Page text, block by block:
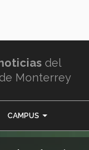
del
Monterrey
CAMPUS